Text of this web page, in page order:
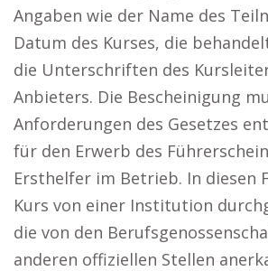
Angaben wie der Name des
Datum des Kurses, die
die Unterschriften des
Anbieters. Die Bescheinigung
Anforderungen des Gesetzes
für den Erwerb des
Ersthelfer im Betrieb. In diesen
Kurs von einer Institution
die von den
anderen offiziellen Stellen